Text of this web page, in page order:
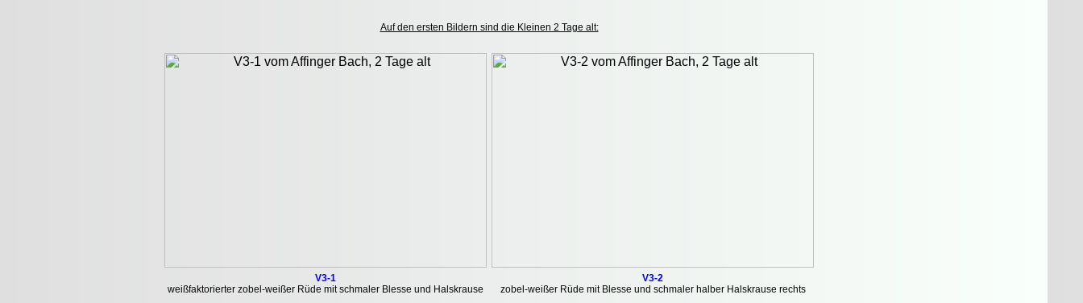
Auf den ersten Bildern sind die Kleinen 2 Tage alt:
V3-1
weißfaktorierter zobel-weißer Rüde mit schmaler Blesse und Halskrause
V3-2
zobel-weißer Rüde mit Blesse und schmaler halber Halskrause rechts